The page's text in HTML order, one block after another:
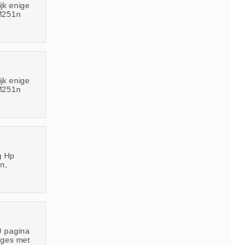
enige
enige
Hp
pagina
met